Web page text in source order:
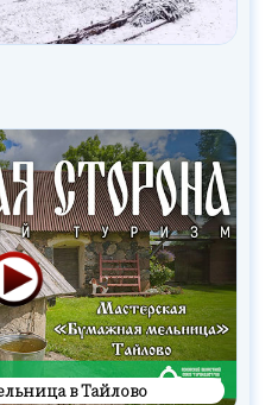
в Тайлово